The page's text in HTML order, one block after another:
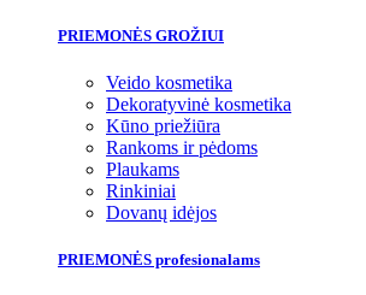
PRIEMONĖS GROŽIUI
Veido kosmetika
Dekoratyvinė kosmetika
Kūno priežiūra
Rankoms ir pėdoms
Plaukams
Rinkiniai
Dovanų idėjos
PRIEMONĖS profesionalams